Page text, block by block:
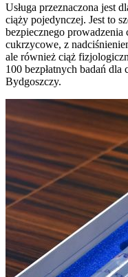
Usługa przeznaczona jest
ciąży pojedynczej. Jest to
bezpiecznego
cukrzycowe, z
ale również ciąż
100 bezpłatnych badań
Bydgoszczy.